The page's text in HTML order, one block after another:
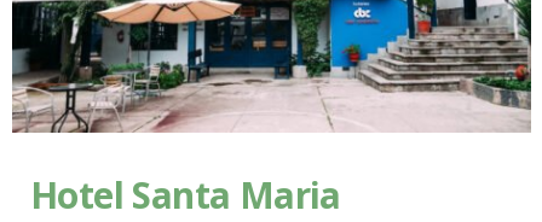
Hotel Santa Maria